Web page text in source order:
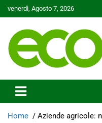
to
venerdì, Agosto 7, 2026
Ecoo.it
Home Aziende agricole: